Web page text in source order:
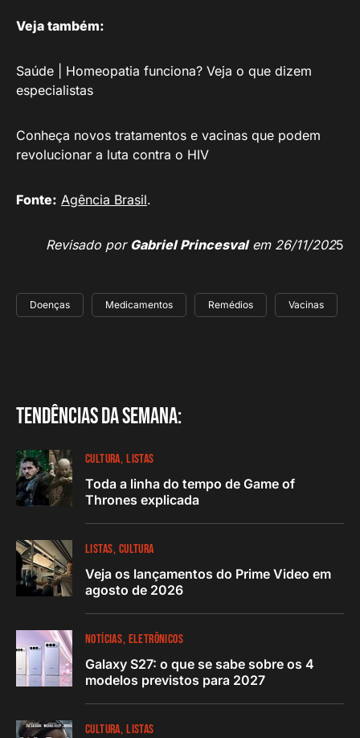
Veja também:
Saúde | Homeopatia funciona? Veja o que dizem
especialistas
Conheça novos tratamentos e vacinas que podem
revolucionar a luta contra o HIV
Fonte: Agência Brasil.
Revisado por Gabriel Princesvalem 26/11/2025
Doenças Medicamentos Remédios Vacinas
Tendências da semana:
CULTURA LISTAS
Toda a linha do tempo de Game of
Thrones explicada
LISTAS CULTURA
Veja os lançamentos do Prime Video em
agosto de 2026
NOTÍCIAS ELETRÔNICOS
Galaxy S27: o que se sabe sobre os 4
modelos previstos para 2027
CULTURA LISTAS